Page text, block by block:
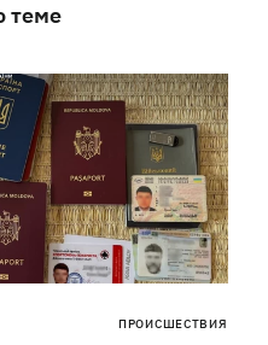
теме
ПРОИСШЕСТВИЯ